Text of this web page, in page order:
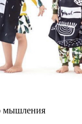
мышления